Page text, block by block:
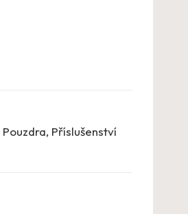
Pouzdra, Příslušenství